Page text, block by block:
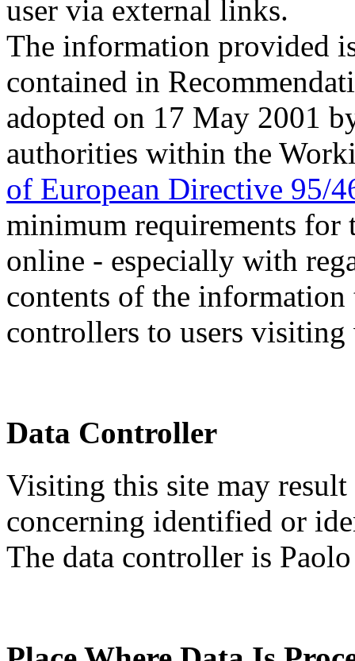
user via external links.
The information provided
contained in
adopted on 17 May 2001
authorities within the
of European Directive 95/
minimum requirements for
online - especially with
contents of the
controllers to users visiting
Data Controller
Visiting this site may
concerning identified or
The data controller is